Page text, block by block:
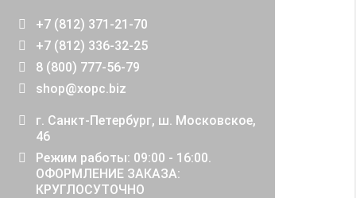
+7 (812) 371-21-70
+7 (812) 336-32-25
8 (800) 777-56-79
shop@xopc.biz
г. Санкт-Петербург, ш. Московское,
46
Режим работы: 09:00 - 16:00.
ОФОРМЛЕНИЕ ЗАКАЗА:
КРУГЛОСУТОЧНО